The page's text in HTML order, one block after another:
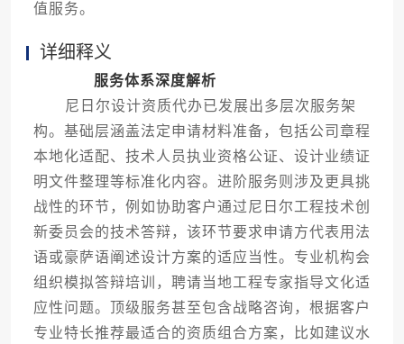
值服务。
详细释义
服务体系深度解析
尼日尔设计资质代办已发展出多层次服务架
构。基础层涵盖法定申请材料准备，包括公司章程
本地化适配、技术人员执业资格公证、设计业绩证
明文件整理等标准化内容。进阶服务则涉及更具挑
战性的环节，例如协助客户通过尼日尔工程技术创
新委员会的技术答辩，该环节要求申请方代表用法
语或豪萨语阐述设计方案的适应当性。专业机构会
组织模拟答辩培训，聘请当地工程专家指导文化适
应性问题。顶级服务甚至包含战略咨询，根据客户
专业特长推荐最适合的资质组合方案，比如建议水